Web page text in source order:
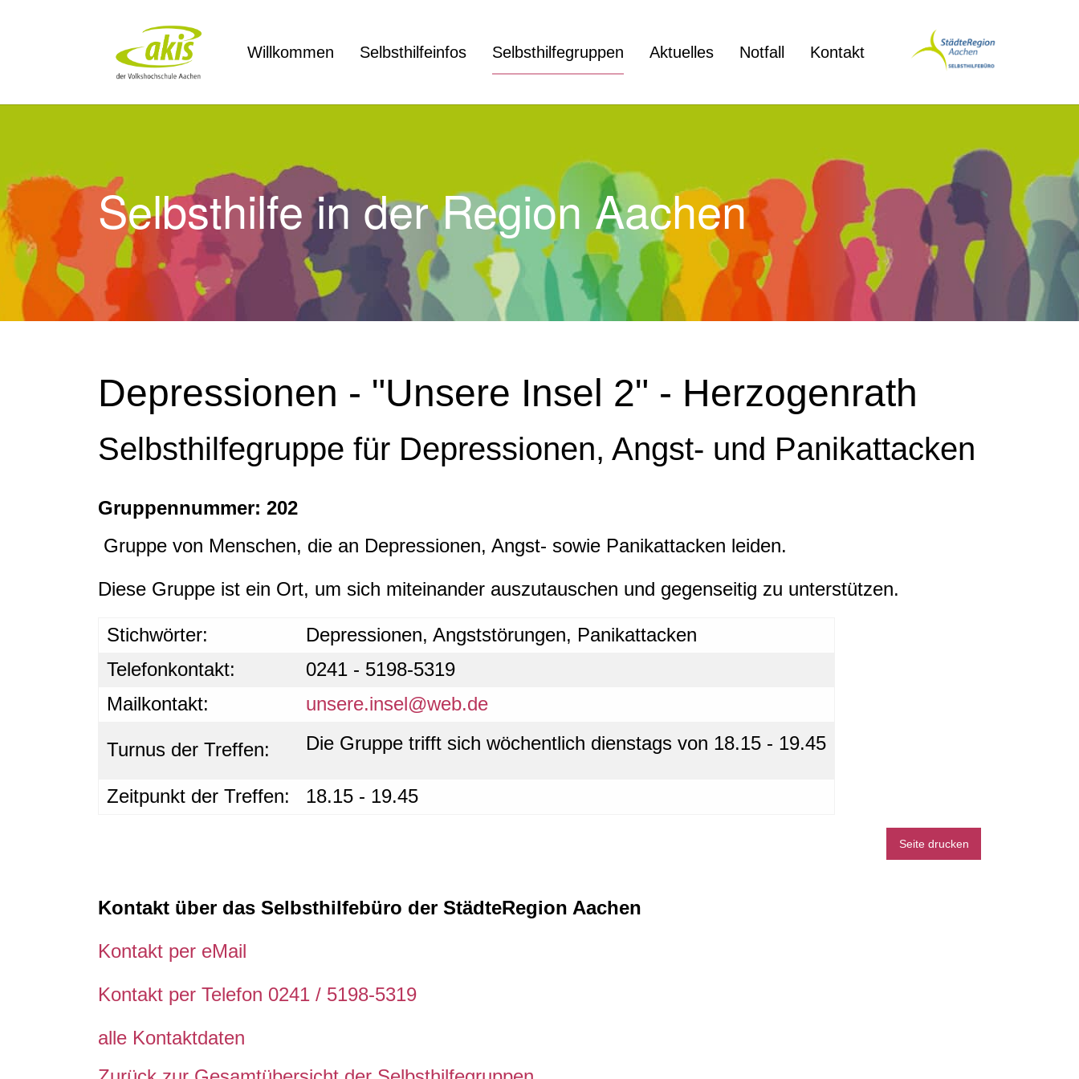
Zum Hauptinhalt springen Willkommen Selbsthilfeinfos Selbsthilfegruppen Aktuelles Notfall Kontakt
Selbsthilfe in der Region Aachen
Depressionen - "Unsere Insel 2" - Herzogenrath
Selbsthilfegruppe für Depressionen, Angst- und Panikattacken
Gruppennummer: 202
Gruppe von Menschen, die an Depressionen, Angst- sowie Panikattacken leiden.
Diese Gruppe ist ein Ort, um sich miteinander auszutauschen und gegenseitig zu unterstützen.
Stichwörter:
Depressionen, Angststörungen, Panikattacken
Telefonkontakt:
0241 - 5198-5319
Mailkontakt:
unsere.insel@web.de
Turnus der Treffen: Die Gruppe trifft sich wöchentlich dienstags von 18.15 - 19.45
Zeitpunkt der Treffen: 18.15 - 19.45
Seite drucken
Kontakt über das Selbsthilfebüro der StädteRegion Aachen
Kontakt per eMail
Kontakt per Telefon 0241 / 5198-5319
alle Kontaktdaten